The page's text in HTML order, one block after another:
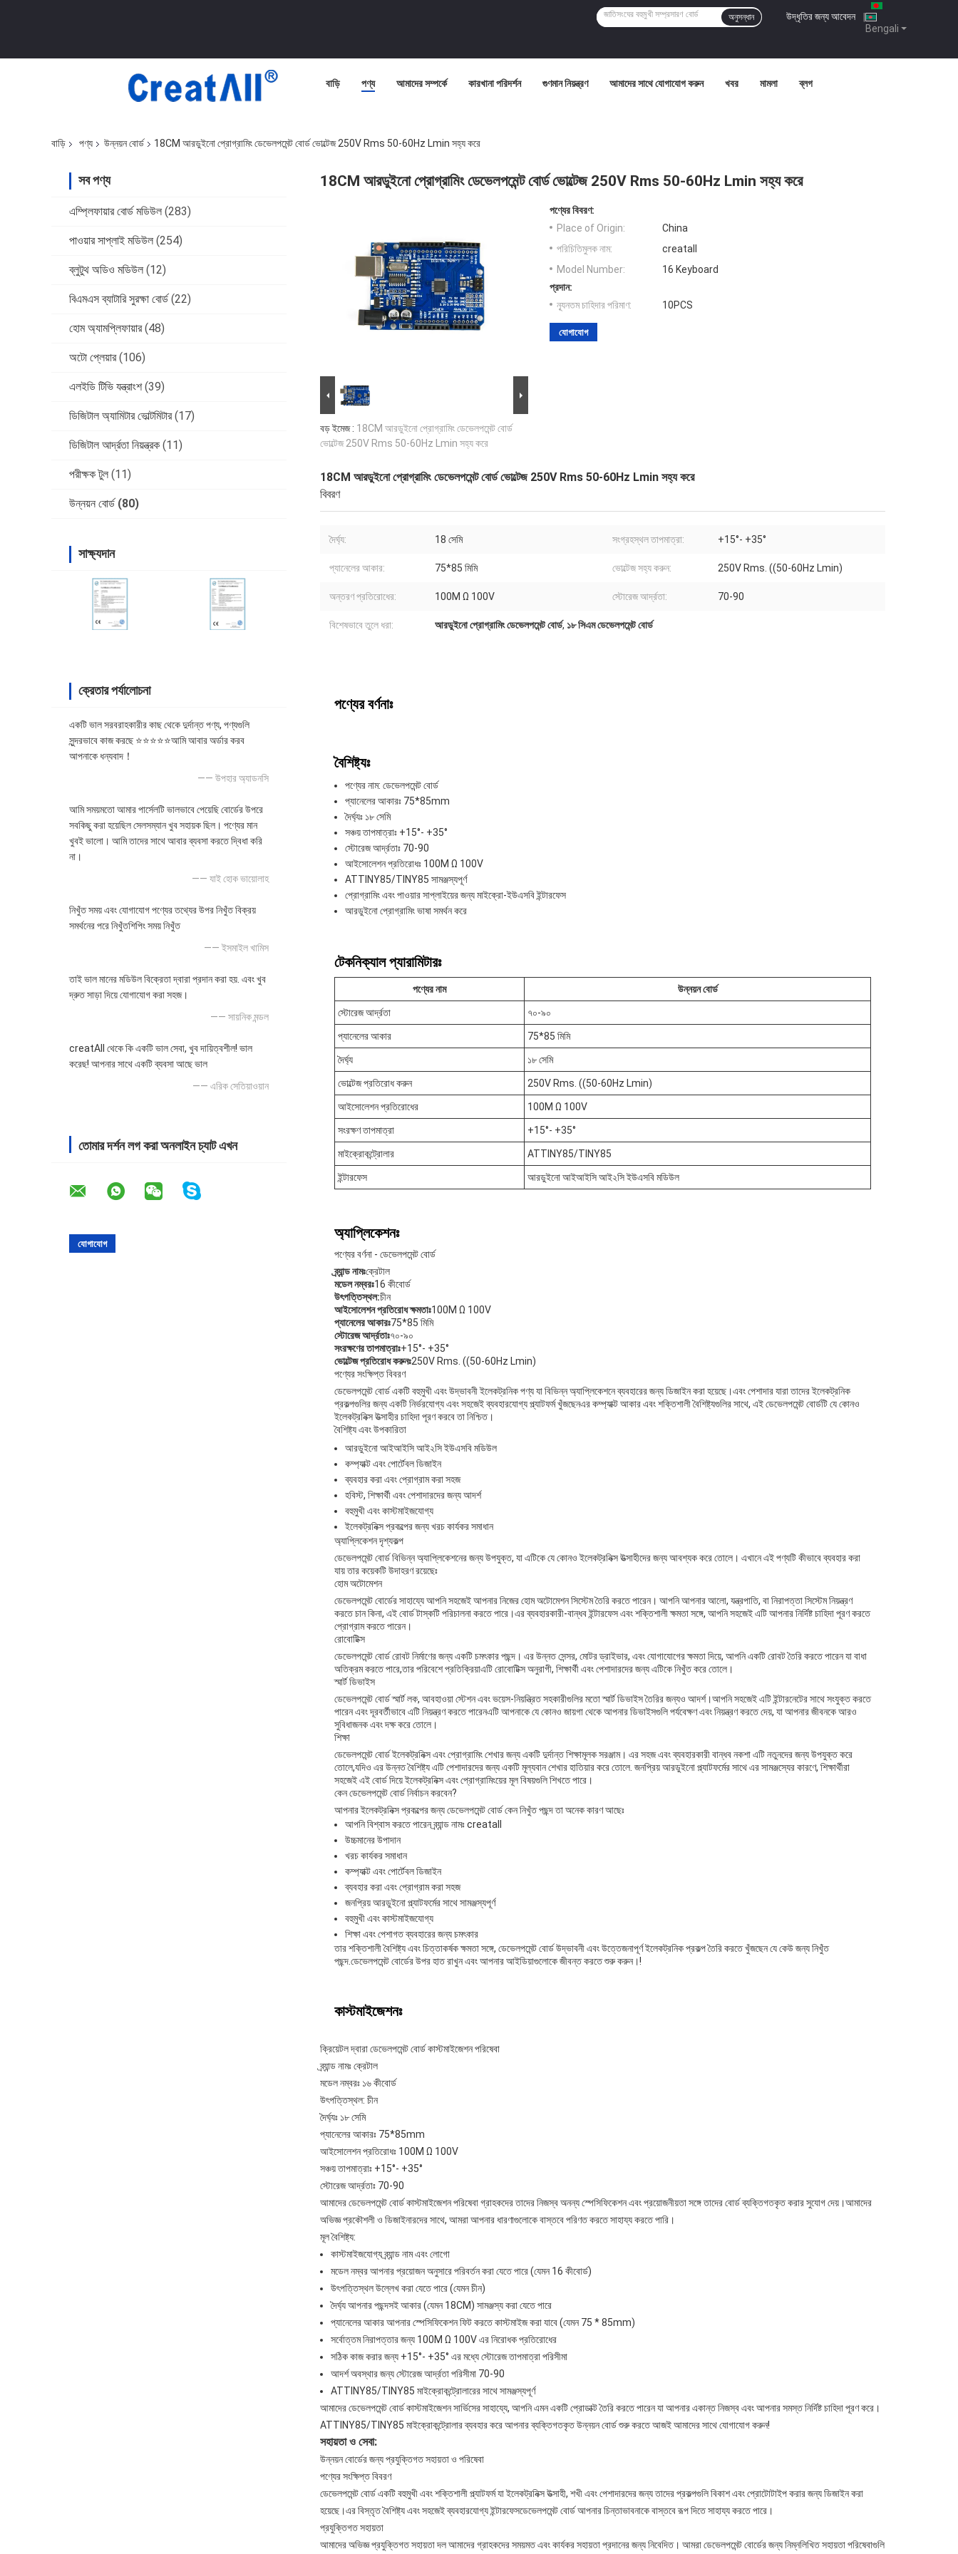
Bengali
উদ্ধৃতির জন্য আবেদন |
অনুসন্ধান
বাড়ি পণ্য আমাদের সম্পর্কে কারখানা পরিদর্শন গুণমান নিয়ন্ত্রণ আমাদের সাথে যোগাযোগ করুন খবর মামলা ব্লগ
বাড়ি পণ্য উন্নয়ন বোর্ড 18CM আরডুইনো প্রোগ্রামিং ডেভেলপমেন্ট বোর্ড ভোল্টেজ 250V Rms 50-60Hz Lmin সহ্য করে
সব পণ্য
এম্প্লিফায়ার বোর্ড মডিউল (283)
পাওয়ার সাপ্লাই মডিউল (254)
ব্লুটুথ অডিও মডিউল (12)
বিএমএস ব্যাটারি সুরক্ষা বোর্ড (22)
হোম অ্যামপ্লিফায়ার (48)
অটো প্লেয়ার (106)
এলইডি টিভি যন্ত্রাংশ (39)
ডিজিটাল অ্যামিটার ভোল্টমিটার (17)
ডিজিটাল আর্দ্রতা নিয়ন্ত্রক (11)
পরীক্ষক টুল (11)
উন্নয়ন বোর্ড (80)
সাক্ষ্যদান
ক্রেতার পর্যালোচনা
একটি ভাল সরবরাহকারীর কাছ থেকে দুর্দান্ত পণ্য, পণ্যগুলি
সুন্দরভাবে কাজ করছে ⭐⭐⭐⭐⭐আমি আবার অর্ডার করব
আপনাকে ধন্যবাদ！
—— উপহার অ্যাডনসি
আমি সময়মতো আমার পার্সেলটি ভালভাবে পেয়েছি বোর্ডের উপরে
সবকিছু করা হয়েছিল সেলসম্যান খুব সহায়ক ছিল। পণ্যের মান
খুবই ভালো। আমি তাদের সাথে আবার ব্যবসা করতে দ্বিধা করি
না।
—— যাই হোক ভায়োলাহ
নিখুঁত সময় এবং যোগাযোগ পণ্যের তথ্যের উপর নিখুঁত বিক্রয়
সমর্থনের পরে নিখুঁতশিপিং সময় নিখুঁত
—— ইসমাইল খামিস
তাই ভাল মানের মডিউল বিক্রেতা দ্বারা প্রদান করা হয়. এবং খুব
দ্রুত সাড়া দিয়ে যোগাযোগ করা সহজ।
—— সায়নিক মন্ডল
creatAll থেকে কি একটি ভাল সেবা, খুব দায়িত্বশীল! ভাল
করেছ! আপনার সাথে একটি ব্যবসা আছে ভাল
—— এরিক সেতিয়াওয়ান
তোমার দর্শন লগ করা অনলাইন চ্যাট এখন
18CM আরডুইনো প্রোগ্রামিং ডেভেলপমেন্ট বোর্ড ভোল্টেজ 250V Rms 50-60Hz Lmin সহ্য করে
বড় ইমেজ : 18CM আরডুইনো প্রোগ্রামিং ডেভেলপমেন্ট বোর্ড
ভোল্টেজ 250V Rms 50-60Hz Lmin সহ্য করে
পণ্যের বিবরণ:
Place of Origin:
China
পরিচিতিমুলক নাম:
creatall
Model Number:
16 Keyboard
প্রদান:
ন্যূনতম চাহিদার পরিমাণ:
10PCS
যোগাযোগ
18CM আরডুইনো প্রোগ্রামিং ডেভেলপমেন্ট বোর্ড ভোল্টেজ 250V Rms 50-60Hz Lmin সহ্য করে
বিবরণ
দৈর্ঘ্য: 18 সেমি সংগ্রহস্থল তাপমাত্রা: +15°- +35°
প্যানেলের আকার: 75*85 মিমি ভোল্টেজ সহ্য করুন: 250V Rms. ((50-60Hz Lmin)
অন্তরণ প্রতিরোধের: 100M Ω 100V স্টোরেজ আর্দ্রতা: 70-90
বিশেষভাবে তুলে ধরা: আরডুইনো প্রোগ্রামিং ডেভেলপমেন্ট বোর্ড, ১৮ সিএম ডেভেলপমেন্ট বোর্ড
পণ্যের বর্ণনাঃ
বৈশিষ্ট্যঃ
পণ্যের নাম: ডেভেলপমেন্ট বোর্ড
প্যানেলের আকারঃ 75*85mm
দৈর্ঘ্যঃ ১৮ সেমি
সঞ্চয় তাপমাত্রাঃ +15°- +35°
স্টোরেজ আর্দ্রতাঃ 70-90
আইসোলেশন প্রতিরোধঃ 100M Ω 100V
ATTINY85/TINY85 সামঞ্জস্যপূর্ণ
প্রোগ্রামিং এবং পাওয়ার সাপ্লাইয়ের জন্য মাইক্রো-ইউএসবি ইন্টারফেস
আরডুইনো প্রোগ্রামিং ভাষা সমর্থন করে
টেকনিক্যাল প্যারামিটারঃ
পণ্যের নাম উন্নয়ন বোর্ড
স্টোরেজ আর্দ্রতা ৭০-৯০
প্যানেলের আকার 75*85 মিমি
দৈর্ঘ্য ১৮ সেমি
ভোল্টেজ প্রতিরোধ করুন 250V Rms. ((50-60Hz Lmin)
আইসোলেশন প্রতিরোধের 100M Ω 100V
সংরক্ষণ তাপমাত্রা +15°- +35°
মাইক্রোকন্ট্রোলার ATTINY85/TINY85
ইন্টারফেস আরডুইনো আইআইসি আই২সি ইউএসবি মডিউল
অ্যাপ্লিকেশনঃ
পণ্যের বর্ণনা - ডেভেলপমেন্ট বোর্ড
ব্র্যান্ড নামঃক্রেটাল
মডেল নম্বরঃ16 কীবোর্ড
উৎপত্তিস্থল:চীন
আইসোলেশন প্রতিরোধ ক্ষমতাঃ100M Ω 100V
প্যানেলের আকারঃ75*85 মিমি
স্টোরেজ আর্দ্রতাঃ৭০-৯০
সংরক্ষণের তাপমাত্রাঃ+15°- +35°
ভোল্টেজ প্রতিরোধ করুনঃ250V Rms. ((50-60Hz Lmin)
পণ্যের সংক্ষিপ্ত বিবরণ
ডেভেলপমেন্ট বোর্ড একটি বহুমুখী এবং উদ্ভাবনী ইলেকট্রনিক পণ্য যা বিভিন্ন অ্যাপ্লিকেশনে ব্যবহারের জন্য ডিজাইন করা হয়েছে।এবং পেশাদার যারা তাদের ইলেকট্রনিক
প্রকল্পগুলির জন্য একটি নির্ভরযোগ্য এবং সহজেই ব্যবহারযোগ্য প্ল্যাটফর্ম খুঁজছেনএর কম্প্যাক্ট আকার এবং শক্তিশালী বৈশিষ্ট্যগুলির সাথে, এই ডেভেলপমেন্ট বোর্ডটি যে কোনও
ইলেকট্রনিক্স উত্সাহীর চাহিদা পূরণ করবে তা নিশ্চিত।
বৈশিষ্ট্য এবং উপকারিতা
আরডুইনো আইআইসি আই২সি ইউএসবি মডিউল
কম্প্যাক্ট এবং পোর্টেবল ডিজাইন
ব্যবহার করা এবং প্রোগ্রাম করা সহজ
হবিস্ট, শিক্ষার্থী এবং পেশাদারদের জন্য আদর্শ
বহুমুখী এবং কাস্টমাইজযোগ্য
ইলেকট্রনিক্স প্রকল্পের জন্য খরচ কার্যকর সমাধান
অ্যাপ্লিকেশন দৃশ্যকল্প
ডেভেলপমেন্ট বোর্ড বিভিন্ন অ্যাপ্লিকেশনের জন্য উপযুক্ত, যা এটিকে যে কোনও ইলেকট্রনিক্স উত্সাহীদের জন্য আবশ্যক করে তোলে। এখানে এই পণ্যটি কীভাবে ব্যবহার করা
যায় তার কয়েকটি উদাহরণ রয়েছেঃ
হোম অটোমেশন
ডেভেলপমেন্ট বোর্ডের সাহায্যে আপনি সহজেই আপনার নিজের হোম অটোমেশন সিস্টেম তৈরি করতে পারেন। আপনি আপনার আলো, যন্ত্রপাতি, বা নিরাপত্তা সিস্টেম নিয়ন্ত্রণ
করতে চান কিনা, এই বোর্ড টাস্কটি পরিচালনা করতে পারে।এর ব্যবহারকারী-বান্ধব ইন্টারফেস এবং শক্তিশালী ক্ষমতা সঙ্গে, আপনি সহজেই এটি আপনার নির্দিষ্ট চাহিদা পূরণ করতে
প্রোগ্রাম করতে পারেন।
রোবোটিক্স
ডেভেলপমেন্ট বোর্ড রোবট নির্মাণের জন্য একটি চমৎকার পছন্দ। এর উন্নত সেন্সর, মোটর ড্রাইভার, এবং যোগাযোগের ক্ষমতা দিয়ে, আপনি একটি রোবট তৈরি করতে পারেন যা বাধা
অতিক্রম করতে পারে,তার পরিবেশে প্রতিক্রিয়াএটি রোবোটিক্স অনুরাগী, শিক্ষার্থী এবং পেশাদারদের জন্য এটিকে নিখুঁত করে তোলে।
স্মার্ট ডিভাইস
ডেভেলপমেন্ট বোর্ড স্মার্ট লক, আবহাওয়া স্টেশন এবং ভয়েস-নিয়ন্ত্রিত সহকারীগুলির মতো স্মার্ট ডিভাইস তৈরির জন্যও আদর্শ।আপনি সহজেই এটি ইন্টারনেটের সাথে সংযুক্ত করতে
পারেন এবং দূরবর্তীভাবে এটি নিয়ন্ত্রণ করতে পারেনএটি আপনাকে যে কোনও জায়গা থেকে আপনার ডিভাইসগুলি পর্যবেক্ষণ এবং নিয়ন্ত্রণ করতে দেয়, যা আপনার জীবনকে আরও
সুবিধাজনক এবং দক্ষ করে তোলে।
শিক্ষা
ডেভেলপমেন্ট বোর্ড ইলেকট্রনিক্স এবং প্রোগ্রামিং শেখার জন্য একটি দুর্দান্ত শিক্ষামূলক সরঞ্জাম। এর সহজ এবং ব্যবহারকারী বান্ধব নকশা এটি নতুনদের জন্য উপযুক্ত করে
তোলে,যদিও এর উন্নত বৈশিষ্ট্য এটি পেশাদারদের জন্য একটি মূল্যবান শেখার হাতিয়ার করে তোলে. জনপ্রিয় আরডুইনো প্ল্যাটফর্মের সাথে এর সামঞ্জস্যের কারণে, শিক্ষার্থীরা
সহজেই এই বোর্ড দিয়ে ইলেকট্রনিক্স এবং প্রোগ্রামিংয়ের মূল বিষয়গুলি শিখতে পারে।
কেন ডেভেলপমেন্ট বোর্ড নির্বাচন করবেন?
আপনার ইলেকট্রনিক্স প্রকল্পের জন্য ডেভেলপমেন্ট বোর্ড কেন নিখুঁত পছন্দ তা অনেক কারণ আছেঃ
আপনি বিশ্বাস করতে পারেন ব্র্যান্ড নামঃ creatall
উচ্চমানের উপাদান
খরচ কার্যকর সমাধান
কম্প্যাক্ট এবং পোর্টেবল ডিজাইন
ব্যবহার করা এবং প্রোগ্রাম করা সহজ
জনপ্রিয় আরডুইনো প্ল্যাটফর্মের সাথে সামঞ্জস্যপূর্ণ
বহুমুখী এবং কাস্টমাইজযোগ্য
শিক্ষা এবং পেশাগত ব্যবহারের জন্য চমৎকার
তার শক্তিশালী বৈশিষ্ট্য এবং চিত্তাকর্ষক ক্ষমতা সঙ্গে, ডেভেলপমেন্ট বোর্ড উদ্ভাবনী এবং উত্তেজনাপূর্ণ ইলেকট্রনিক প্রকল্প তৈরি করতে খুঁজছেন যে কেউ জন্য নিখুঁত
পছন্দ.ডেভেলপমেন্ট বোর্ডের উপর হাত রাখুন এবং আপনার আইডিয়াগুলোকে জীবন্ত করতে শুরু করুন।!
কাস্টমাইজেশনঃ
ক্রিয়েটল দ্বারা ডেভেলপমেন্ট বোর্ড কাস্টমাইজেশন পরিষেবা
ব্র্যান্ড নামঃ ক্রেটাল
মডেল নম্বরঃ ১৬ কীবোর্ড
উৎপত্তিস্থল: চীন
দৈর্ঘ্যঃ ১৮ সেমি
প্যানেলের আকারঃ 75*85mm
আইসোলেশন প্রতিরোধঃ 100M Ω 100V
সঞ্চয় তাপমাত্রাঃ +15°- +35°
স্টোরেজ আর্দ্রতাঃ 70-90
আমাদের ডেভেলপমেন্ট বোর্ড কাস্টমাইজেশন পরিষেবা গ্রাহকদের তাদের নিজস্ব অনন্য স্পেসিফিকেশন এবং প্রয়োজনীয়তা সঙ্গে তাদের বোর্ড ব্যক্তিগতকৃত করার সুযোগ দেয়।আমাদের
অভিজ্ঞ প্রকৌশলী ও ডিজাইনারদের সাথে, আমরা আপনার ধারণাগুলোকে বাস্তবে পরিণত করতে সাহায্য করতে পারি।
মূল বৈশিষ্ট্য:
কাস্টমাইজযোগ্য ব্র্যান্ড নাম এবং লোগো
মডেল নম্বর আপনার প্রয়োজন অনুসারে পরিবর্তন করা যেতে পারে (যেমন 16 কীবোর্ড)
উৎপত্তিস্থল উল্লেখ করা যেতে পারে (যেমন চীন)
দৈর্ঘ্য আপনার পছন্দসই আকার (যেমন 18CM) সামঞ্জস্য করা যেতে পারে
প্যানেলের আকার আপনার স্পেসিফিকেশন ফিট করতে কাস্টমাইজ করা যাবে (যেমন 75 * 85mm)
সর্বোত্তম নিরাপত্তার জন্য 100M Ω 100V এর নিরোধক প্রতিরোধের
সঠিক কাজ করার জন্য +15°- +35° এর মধ্যে স্টোরেজ তাপমাত্রা পরিসীমা
আদর্শ অবস্থার জন্য স্টোরেজ আর্দ্রতা পরিসীমা 70-90
ATTINY85/TINY85 মাইক্রোকন্ট্রোলারের সাথে সামঞ্জস্যপূর্ণ
আমাদের ডেভেলপমেন্ট বোর্ড কাস্টমাইজেশন সার্ভিসের সাহায্যে, আপনি এমন একটি প্রোডাক্ট তৈরি করতে পারেন যা আপনার একান্ত নিজস্ব এবং আপনার সমস্ত নির্দিষ্ট চাহিদা পূরণ করে।
ATTINY85/TINY85 মাইক্রোকন্ট্রোলার ব্যবহার করে আপনার ব্যক্তিগতকৃত উন্নয়ন বোর্ড শুরু করতে আজই আমাদের সাথে যোগাযোগ করুন!
সহায়তা ও সেবা:
উন্নয়ন বোর্ডের জন্য প্রযুক্তিগত সহায়তা ও পরিষেবা
পণ্যের সংক্ষিপ্ত বিবরণ
ডেভেলপমেন্ট বোর্ড একটি বহুমুখী এবং শক্তিশালী প্ল্যাটফর্ম যা ইলেকট্রনিক্স উত্সাহী, শখী এবং পেশাদারদের জন্য তাদের প্রকল্পগুলি বিকাশ এবং প্রোটোটাইপ করার জন্য ডিজাইন করা
হয়েছে।এর বিস্তৃত বৈশিষ্ট্য এবং সহজেই ব্যবহারযোগ্য ইন্টারফেসডেভেলপমেন্ট বোর্ড আপনার চিন্তাভাবনাকে বাস্তবে রূপ দিতে সাহায্য করতে পারে।
প্রযুক্তিগত সহায়তা
আমাদের অভিজ্ঞ প্রযুক্তিগত সহায়তা দল আমাদের গ্রাহকদের সময়মত এবং কার্যকর সহায়তা প্রদানের জন্য নিবেদিত। আমরা ডেভেলপমেন্ট বোর্ডের জন্য নিম্নলিখিত সহায়তা পরিষেবাগুলি